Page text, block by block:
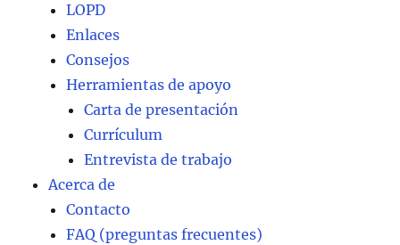
LOPD
Enlaces
Consejos
Herramientas de apoyo
Carta de presentación
Currículum
Entrevista de trabajo
Acerca de
Contacto
FAQ (preguntas frecuentes)